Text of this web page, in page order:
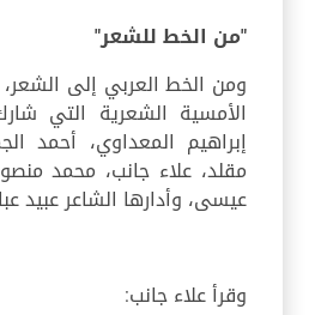
"من الخط للشعر"
ومن الخط العربي إلى
الأمسية الشعرية التي
إبراهيم المعداوي، أحمد
مقلد، علاء جانب، محمد
عيسى، وأدارها الشاعر عبيد
وقرأ علاء جانب: